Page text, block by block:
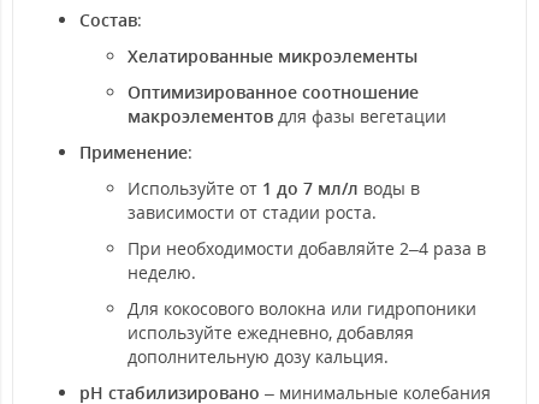
Состав:
Хелатированные микроэлементы
Оптимизированное соотношение
макроэлементов для фазы вегетации
Применение:
Используйте от 1 до 7 мл/л воды в
зависимости от стадии роста.
При необходимости добавляйте 2–4 раза в
неделю.
Для кокосового волокна или гидропоники
используйте ежедневно, добавляя
дополнительную дозу кальция.
pH стабилизировано – минимальные колебания